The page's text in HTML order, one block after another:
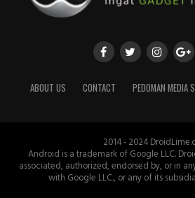
ABOUT US CONTACT PEDOMAN MEDIA
2014 - 2024
Android is a trademark of Google LLC.
associated, authorized, endorsed by, or in
with Google LLC., or any of its